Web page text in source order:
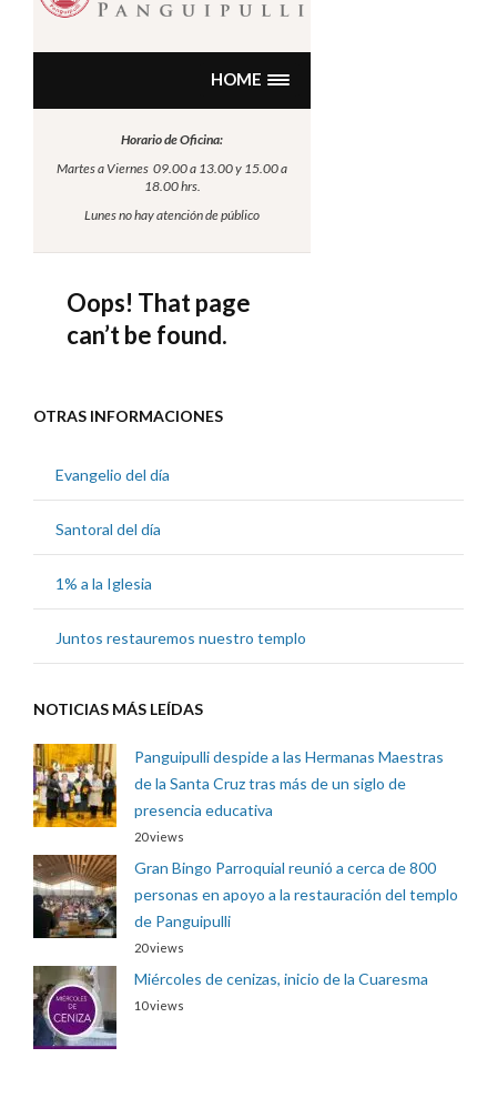
OTRAS INFORMACIONES
Evangelio del día
Santoral del día
1% a la Iglesia
Juntos restauremos nuestro templo
NOTICIAS MÁS LEÍDAS
Panguipulli despide a las Hermanas Maestras
de la Santa Cruz tras más de un siglo de
presencia educativa
20 views
Gran Bingo Parroquial reunió a cerca de 800
personas en apoyo a la restauración del templo
de Panguipulli
20 views
Miércoles de cenizas, inicio de la Cuaresma
10 views